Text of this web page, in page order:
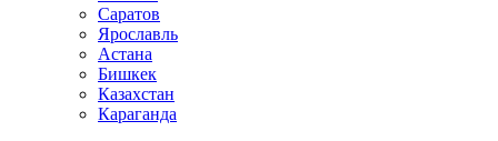
Саратов
Ярославль
Астана
Бишкек
Казахстан
Караганда